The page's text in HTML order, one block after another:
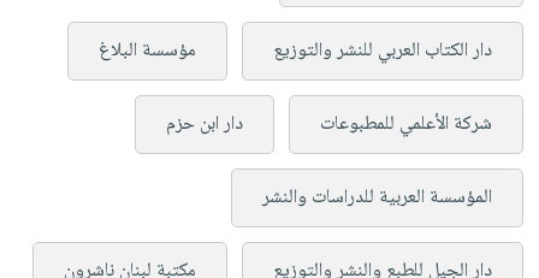
دار الكتاب العربي للنشر والتوزيع مؤسسة البلاغ
شركة الأعلمي للمطبوعات دار ابن حزم
المؤسسة العربية للدراسات والنشر